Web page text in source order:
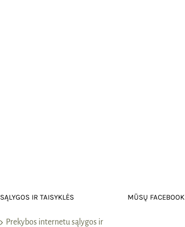
SĄLYGOS IR TAISYKLĖS
Prekybos internetu sąlygos ir
MŪSŲ FACEBOOK